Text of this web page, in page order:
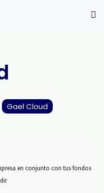
Gael Cloud
en conjunto con tus fondos